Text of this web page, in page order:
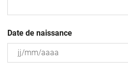
Date de naissance